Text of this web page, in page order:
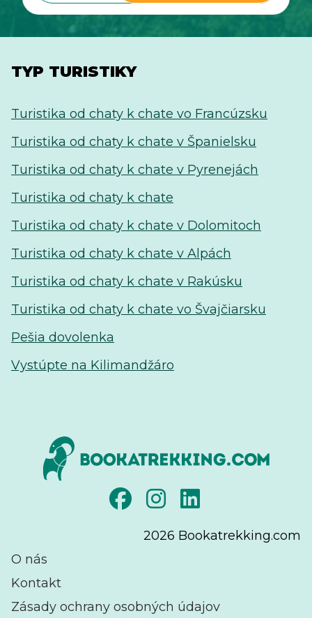
TYP TURISTIKY
Turistika od chaty k chate vo Francúzsku
Turistika od chaty k chate v Španielsku
Turistika od chaty k chate v Pyrenejách
Turistika od chaty k chate
Turistika od chaty k chate v Dolomitoch
Turistika od chaty k chate v Alpách
Turistika od chaty k chate v Rakúsku
Turistika od chaty k chate vo Švajčiarsku
Pešia dovolenka
Vystúpte na Kilimandžáro
2026 Bookatrekking.com
O nás
Kontakt
Zásady ochrany osobných údajov